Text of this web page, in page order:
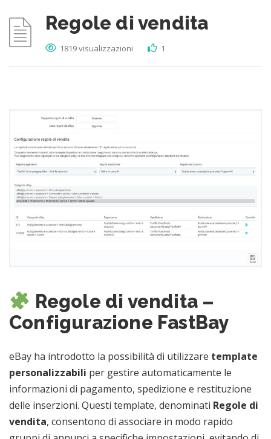
Regole di vendita
1819 visualizzazioni 1
Regole di vendita –
Configurazione FastBay
eBay ha introdotto la possibilità di utilizzare template
personalizzabili per gestire automaticamente le
informazioni di pagamento, spedizione e restituzione
delle inserzioni. Questi template, denominati Regole di
vendita, consentono di associare in modo rapido